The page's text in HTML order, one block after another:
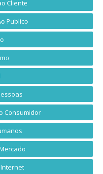
Cliente
Publico
Consumidor